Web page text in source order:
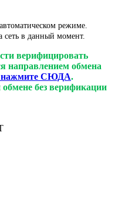
режиме.
сеть в данный момент.
верифицировать
направлением обмена
нажмите СЮДА.
без верификации